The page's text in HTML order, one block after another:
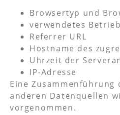
Browsertyp und
verwendetes
Referrer URL
Hostname des
Uhrzeit der
IP-Adresse
Eine
anderen Datenquellen
vorgenommen.